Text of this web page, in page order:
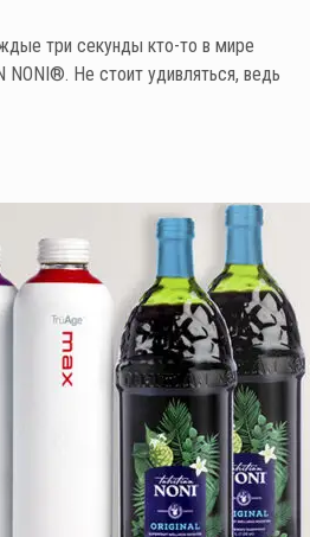
три секунды кто-то в мире
NONI®. Не стоит удивляться, ведь